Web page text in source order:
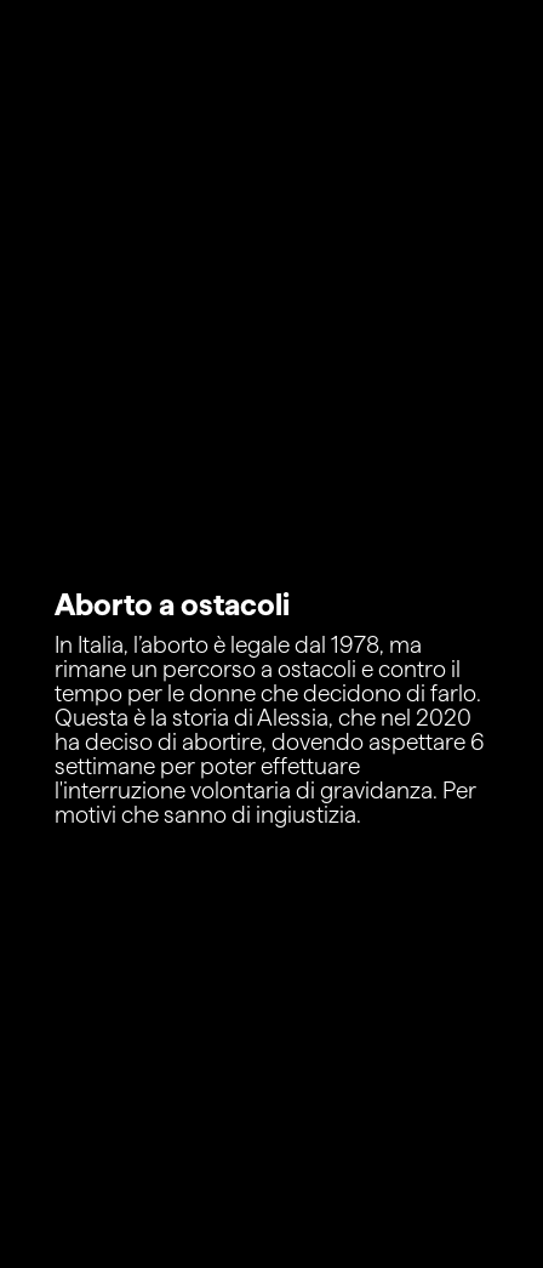
Aborto a ostacoli
In Italia, l’aborto è legale dal 1978, ma
rimane un percorso a ostacoli e contro il
tempo per le donne che decidono di farlo.
Questa è la storia di Alessia, che nel 2020
ha deciso di abortire, dovendo aspettare 6
settimane per poter effettuare
l'interruzione volontaria di gravidanza. Per
motivi che sanno di ingiustizia.